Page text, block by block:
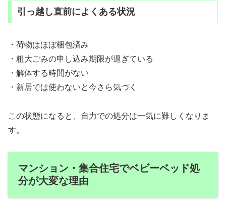
引っ越し直前によくある状況
・荷物はほぼ梱包済み
・粗大ごみの申し込み期限が過ぎている
・解体する時間がない
・新居では使わないと今さら気づく
この状態になると、自力での処分は一気に難しくなりま
す。
マンション・集合住宅でベビーベッド処
分が大変な理由